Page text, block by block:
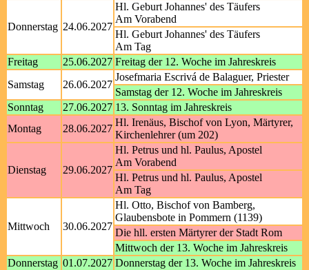
Donnerstag 24.06.2027
Hl. Geburt Johannes' des Täufers
Am Vorabend
Hl. Geburt Johannes' des Täufers
Am Tag
Freitag
25.06.2027 Freitag der 12. Woche im Jahreskreis
Samstag
26.06.2027
Josefmaria Escrivá de Balaguer, Priester
Samstag der 12. Woche im Jahreskreis
Sonntag
27.06.2027 13. Sonntag im Jahreskreis
Montag
28.06.2027
Hl. Irenäus, Bischof von Lyon, Märtyrer,
Kirchenlehrer (um 202)
Dienstag 29.06.2027
Hl. Petrus und hl. Paulus, Apostel
Am Vorabend
Hl. Petrus und hl. Paulus, Apostel
Am Tag
Mittwoch 30.06.2027
Hl. Otto, Bischof von Bamberg,
Glaubensbote in Pommern (1139)
Die hll. ersten Märtyrer der Stadt Rom
Mittwoch der 13. Woche im Jahreskreis
Donnerstag 01.07.2027 Donnerstag der 13. Woche im Jahreskreis